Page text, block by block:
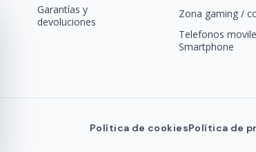
Garantías y
devoluciones
Zona gaming /
Telefonos
Smartphone
Política de cookiesPolítica de